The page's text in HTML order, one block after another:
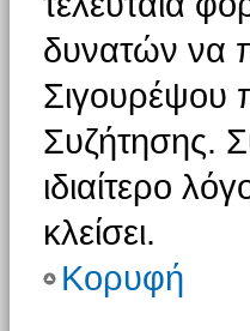
δυνατών να
Σιγουρέψου
Συζήτησης.
ιδιαίτερο
κλείσει.
Κορυφή